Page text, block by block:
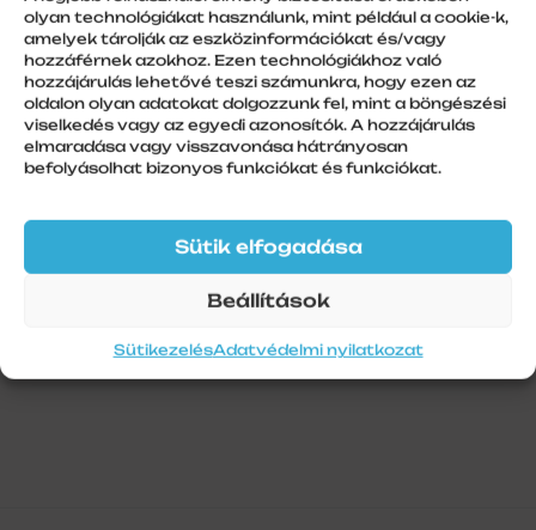
olyan technológiákat használunk, mint például a cookie-k,
amelyek tárolják az eszközinformációkat és/vagy
hozzáférnek azokhoz. Ezen technológiákhoz való
hozzájárulás lehetővé teszi számunkra, hogy ezen az
oldalon olyan adatokat dolgozzunk fel, mint a böngészési
viselkedés vagy az egyedi azonosítók. A hozzájárulás
elmaradása vagy visszavonása hátrányosan
befolyásolhat bizonyos funkciókat és funkciókat.
Sütik elfogadása
Beállítások
SütikezelésAdatvédelmi nyilatkozat
További információk
Szín
Aluszürke